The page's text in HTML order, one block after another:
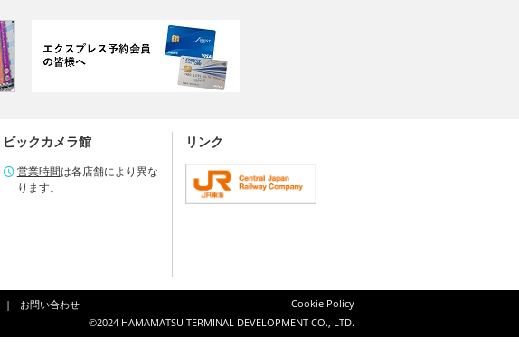
ビックカメラ館
営業時間は各店舗により異な
ります。
リンク
お問い合わせ
Cookie Policy
©2024 HAMAMATSU TERMINAL DEVELOPMENT CO., LTD.